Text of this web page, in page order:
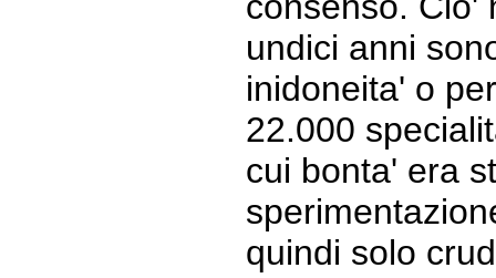
undici anni
inidoneita' o
22.000
cui bonta' era
quindi solo